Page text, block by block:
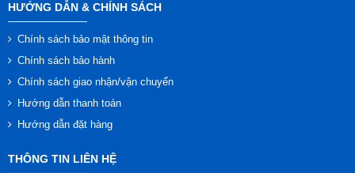
HƯỚNG DẪN & CHÍNH SÁCH
Chính sách bảo mật thông tin
Chính sách bảo hành
Chính sách giao nhận/vận chuyển
Hướng dẫn thanh toán
Hướng dẫn đặt hàng
THÔNG TIN LIÊN HỆ